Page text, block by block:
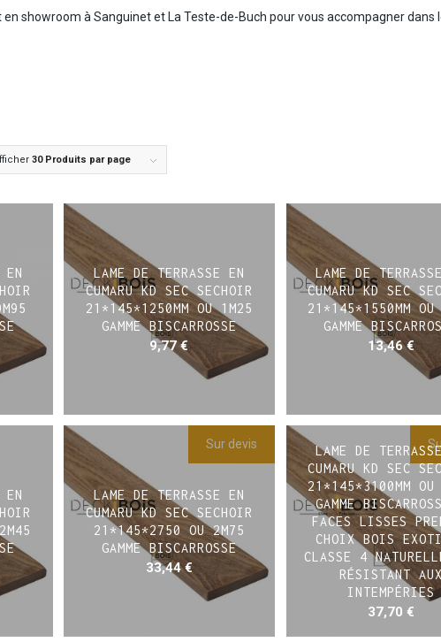
en showroom à Sanguinet et La Teste-de-Buch pour vous accompagner dans
30 Produits par page
EN
LAME DE TERRASSE EN
CUMARU KD SEC SECHOIR
21*145*1250MM OU 1M25
GAMME BISCARROSSE
9,77€
LAME DE
CUMARU KD SEC
21*145*1550MM OU
GAMME
13,46€
EN
Sur devis
LAME DE TERRASSE EN
CUMARU KD SEC SECHOIR
21*145*2750 OU 2M75
GAMME BISCARROSSE
33,44€
LAME DE
CUMARU KD SEC
21*145*3100MM OU
GAMME
FACES LISSES
CHOIX BOIS
CLASSE 4
RÉSISTANT AUX
INTEMPÉRIES
37,70 €